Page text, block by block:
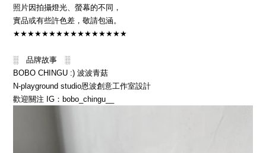
照片因拍攝燈光、螢幕的不同，
實品或有些許色差，敬請包涵。
★★★★★★★★★★★★★★★★
░品牌故事 ░
BOBO CHINGU :) 波波青菇
N-playground studio恩波創意工作室設計
歡迎關注 IG ： bobo_chingu__